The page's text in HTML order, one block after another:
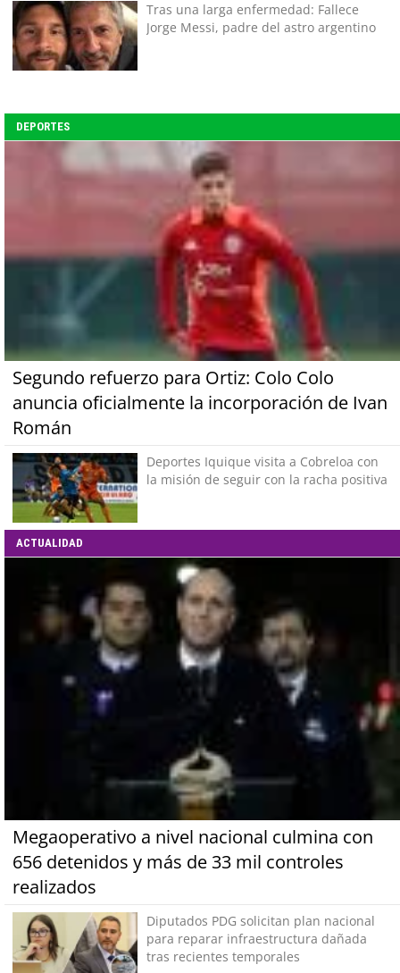
Tras una larga enfermedad: Fallece
Jorge Messi, padre del astro argentino
DEPORTES
Segundo refuerzo para Ortiz: Colo Colo
anuncia oficialmente la incorporación de Ivan
Román
Deportes Iquique visita a Cobreloa con
la misión de seguir con la racha positiva
ACTUALIDAD
Megaoperativo a nivel nacional culmina con
656 detenidos y más de 33 mil controles
realizados
Diputados PDG solicitan plan nacional
para reparar infraestructura dañada
tras recientes temporales